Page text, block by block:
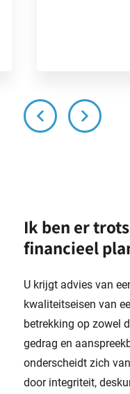
Ik ben er
financieel
U krijgt advies van
kwaliteitseisen van
betrekking op zowel
gedrag en
onderscheidt zich
door integriteit,